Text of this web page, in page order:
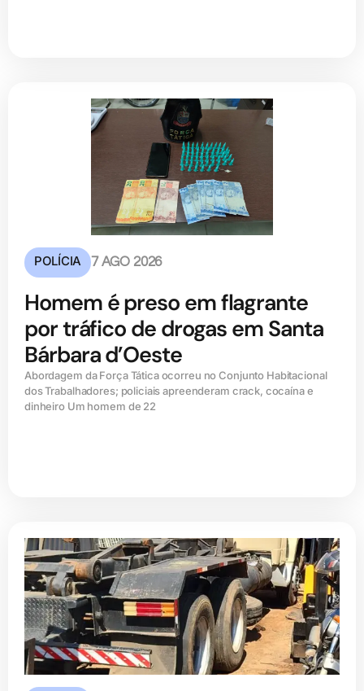
POLÍCIA 7 AGO 2026
Homem é preso em flagrante
por tráfico de drogas em Santa
Bárbara d’Oeste
Abordagem da Força Tática ocorreu no Conjunto Habitacional
dos Trabalhadores; policiais apreenderam crack, cocaína e
dinheiro Um homem de 22